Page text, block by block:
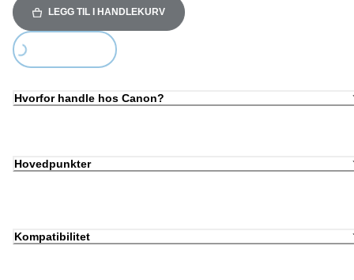
LEGG TIL I HANDLEKURV
Loading...
Hvorfor handle hos Canon?
Hovedpunkter
Kompatibilitet